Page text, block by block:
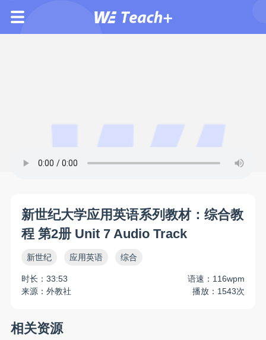
新世纪大学应用英语系列教材：综合教
程 第2册 Unit 7 Audio Track
新世纪 应用英语 综合
时长：33:53
语速：116wpm
来源：外教社
播放：1543次
相关资源